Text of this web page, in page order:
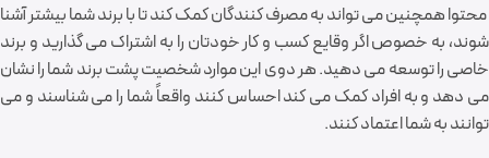
محتوا همچنین می تواند به مصرف کنندگان کمک کند تا با برند شما بیشتر آشنا
شوند، به خصوص اگر وقایع کسب و کار خودتان را به اشتراک می گذارید و برند
خاصی را توسعه می دهید. هر دوی این موارد شخصیت پشت برند شما را نشان
می دهد و به افراد کمک می کند احساس کنند واقعاً شما را می شناسند و می
توانند به شما اعتماد کنند.